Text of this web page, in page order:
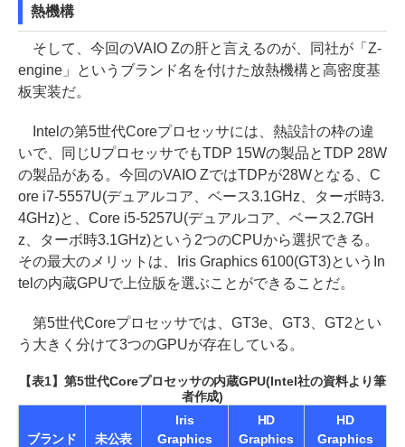
熱機構
そして、今回のVAIO Zの肝と言えるのが、同社が「Z-
engine」というブランド名を付けた放熱機構と高密度基
板実装だ。
Intelの第5世代Coreプロセッサには、熱設計の枠の違
いで、同じUプロセッサでもTDP 15Wの製品とTDP 28W
の製品がある。今回のVAIO ZではTDPが28Wとなる、C
ore i7-5557U(デュアルコア、ベース3.1GHz、ターボ時3.
4GHz)と、Core i5-5257U(デュアルコア、ベース2.7GH
z、ターボ時3.1GHz)という2つのCPUから選択できる。
その最大のメリットは、Iris Graphics 6100(GT3)というIn
telの内蔵GPUで上位版を選ぶことができることだ。
第5世代Coreプロセッサでは、GT3e、GT3、GT2とい
う大きく分けて3つのGPUが存在している。
【表1】第5世代Coreプロセッサの内蔵GPU(Intel社の資料より筆
者作成)
ブランド 未公表
Iris
Graphics
HD
Graphics
HD
Graphics